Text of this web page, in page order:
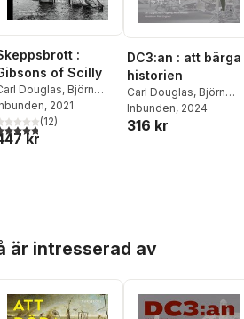
:
of Scilly
Douglas, Björn
, 2021
utav 5 stjärnor. Totalt antal röster:
(12)
kr
DC3:an : att bärga
historien
Carl Douglas, Björn
Hagberg, Martin
Widman
Inbunden, 2024
316 kr
är intresserad av